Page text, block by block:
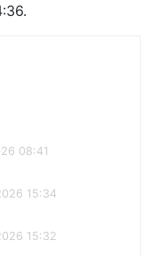
08:41
15:34
15:32